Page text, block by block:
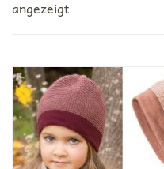
angezeigt